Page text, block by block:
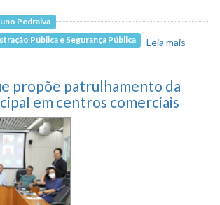
Pedralva
Pública e Segurança Pública
Leia mais
propõe patrulhamento da
em centros comerciais